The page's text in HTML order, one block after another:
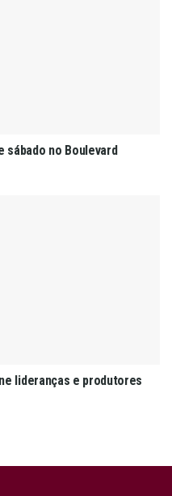
sábado no Boulevard
lideranças e produtores